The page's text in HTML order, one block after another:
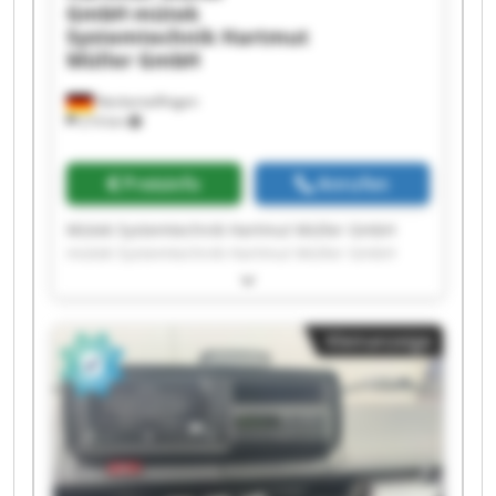
Neckartailfingen
214 km
GmbHmütek
Systemtechnik Hartmut
Müller GmbH
Preisinfo Anrufen
Mütek Systemtechnik Hartmut Müller GmbH
mütek Systemtechnik Hartmut Müller GmbH
mütek Systemtechnik Hartmut Müller GmbH
mütek Systemtechnik Hartmut Müller GmbH
mütek Systemtechnik Hartmut Müller GmbH
mütek Systemtechnik Hartmut Müller GmbH
mütek Systemtechnik Hartmut Müller GmbH
mütek Systemtechnik Hartmut Müller GmbH
mütek Systemtechnik Hartmut Müller GmbH
mütek Systemtechnik Hartmut Müller GmbH
Kleinanzeige